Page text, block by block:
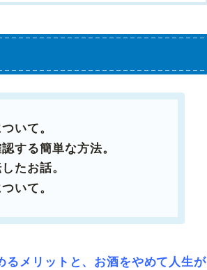
いて。
する簡単な方法。
たお話。
いて。
るメリットと、お酒をやめて人生が